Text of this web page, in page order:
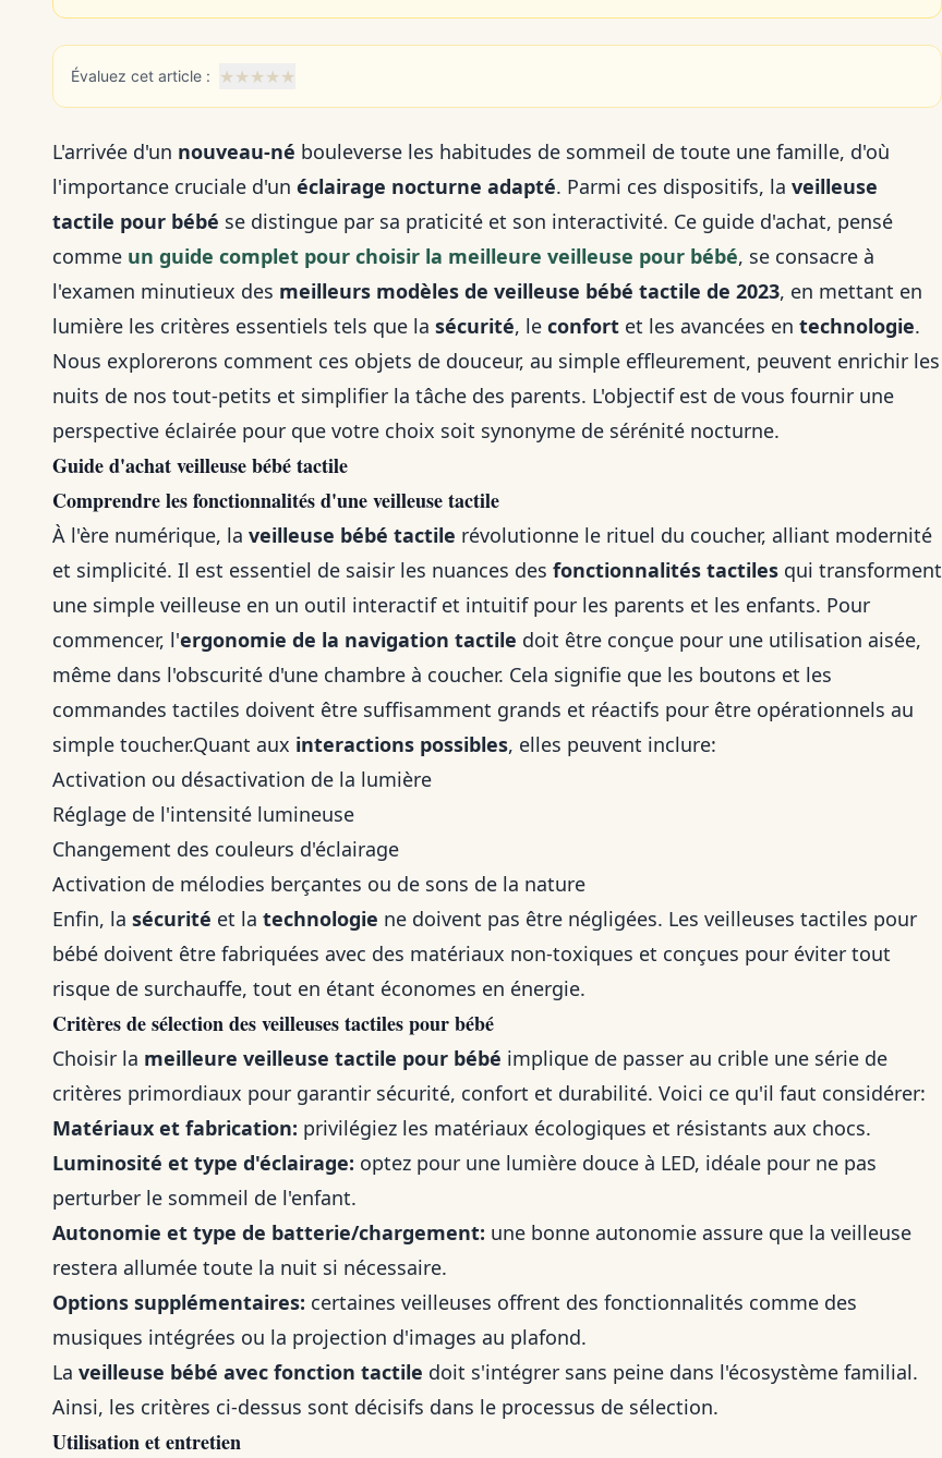
Évaluez cet article : ★★★★★
L'arrivée d'un nouveau-né bouleverse les habitudes de sommeil de toute une famille, d'où
l'importance cruciale d'un éclairage nocturne adapté. Parmi ces dispositifs, la veilleuse
tactile pour bébé se distingue par sa praticité et son interactivité. Ce guide d'achat, pensé
comme un guide complet pour choisir la meilleure veilleuse pour bébé, se consacre à
l'examen minutieux des meilleurs modèles de veilleuse bébé tactile de 2023, en mettant en
lumière les critères essentiels tels que la sécurité, le confort et les avancées en technologie.
Nous explorerons comment ces objets de douceur, au simple effleurement, peuvent enrichir les
nuits de nos tout-petits et simplifier la tâche des parents. L'objectif est de vous fournir une
perspective éclairée pour que votre choix soit synonyme de sérénité nocturne.
Guide d'achat veilleuse bébé tactile
Comprendre les fonctionnalités d'une veilleuse tactile
À l'ère numérique, la veilleuse bébé tactile révolutionne le rituel du coucher, alliant modernité
et simplicité. Il est essentiel de saisir les nuances des fonctionnalités tactiles qui transforment
une simple veilleuse en un outil interactif et intuitif pour les parents et les enfants. Pour
commencer, l'ergonomie de la navigation tactile doit être conçue pour une utilisation aisée,
même dans l'obscurité d'une chambre à coucher. Cela signifie que les boutons et les
commandes tactiles doivent être suffisamment grands et réactifs pour être opérationnels au
simple toucher.Quant aux interactions possibles, elles peuvent inclure:
Activation ou désactivation de la lumière
Réglage de l'intensité lumineuse
Changement des couleurs d'éclairage
Activation de mélodies berçantes ou de sons de la nature
Enfin, la sécurité et la technologie ne doivent pas être négligées. Les veilleuses tactiles pour
bébé doivent être fabriquées avec des matériaux non-toxiques et conçues pour éviter tout
risque de surchauffe, tout en étant économes en énergie.
Critères de sélection des veilleuses tactiles pour bébé
Choisir la meilleure veilleuse tactile pour bébé implique de passer au crible une série de
critères primordiaux pour garantir sécurité, confort et durabilité. Voici ce qu'il faut considérer:
Matériaux et fabrication: privilégiez les matériaux écologiques et résistants aux chocs.
Luminosité et type d'éclairage: optez pour une lumière douce à LED, idéale pour ne pas
perturber le sommeil de l'enfant.
Autonomie et type de batterie/chargement: une bonne autonomie assure que la veilleuse
restera allumée toute la nuit si nécessaire.
Options supplémentaires: certaines veilleuses offrent des fonctionnalités comme des
musiques intégrées ou la projection d'images au plafond.
La veilleuse bébé avec fonction tactile doit s'intégrer sans peine dans l'écosystème familial.
Ainsi, les critères ci-dessus sont décisifs dans le processus de sélection.
Utilisation et entretien